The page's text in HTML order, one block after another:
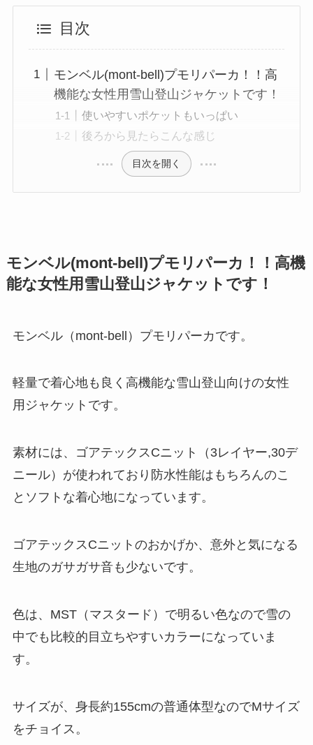
目次
モンベル(mont-bell)プモリパーカ！！高
機能な女性用雪山登山ジャケットです！
使いやすいポケットもいっぱい
後ろから見たらこんな感じ
目次を開く
モンベル(mont-bell)プモリパーカ！！高機
能な女性用雪山登山ジャケットです！
モンベル（mont-bell）プモリパーカです。
軽量で着心地も良く高機能な雪山登山向けの女性
用ジャケットです。
素材には、ゴアテックスCニット（3レイヤー,30デ
ニール）が使われており防水性能はもちろんのこ
とソフトな着心地になっています。
ゴアテックスCニットのおかげか、意外と気になる
生地のガサガサ音も少ないです。
色は、MST（マスタード）で明るい色なので雪の
中でも比較的目立ちやすいカラーになっていま
す。
サイズが、身長約155cmの普通体型なのでMサイズ
をチョイス。